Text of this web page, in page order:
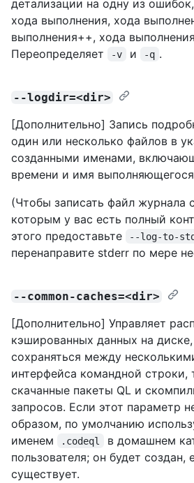
детализации на одну из
хода выполнения, хода
выполнения++, хода
Переопределяет
-v и -q .
--logdir=<dir>
[Дополнительно] Запись
один или несколько файлов в
созданными именами,
времени и имя
(Чтобы записать файл журнала
которым у вас есть полный
этого предоставьте
--log-to-
перенаправите stderr по мере
--common-caches=<dir>
[Дополнительно] Управляет
кэшированных данных на
сохраняться между
интерфейса командной строки,
скачанные пакеты QL и
запросов. Если этот параметр
образом, по умолчанию
именем
.codeql
в домашнем
пользователя; он будет создан,
существует.